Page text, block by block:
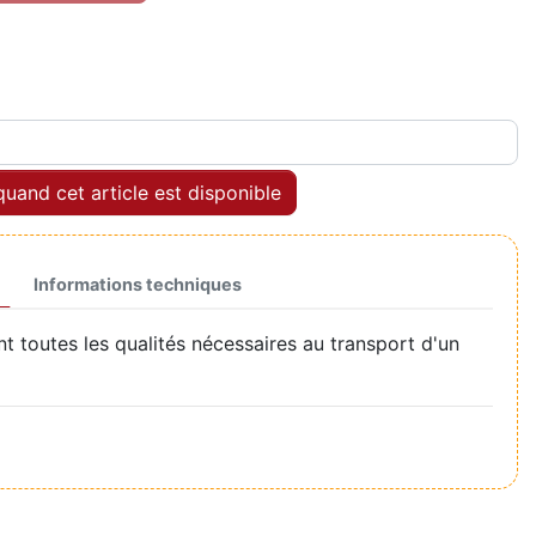
cet article est disponible
Informations techniques
toutes les qualités nécessaires au transport d'un